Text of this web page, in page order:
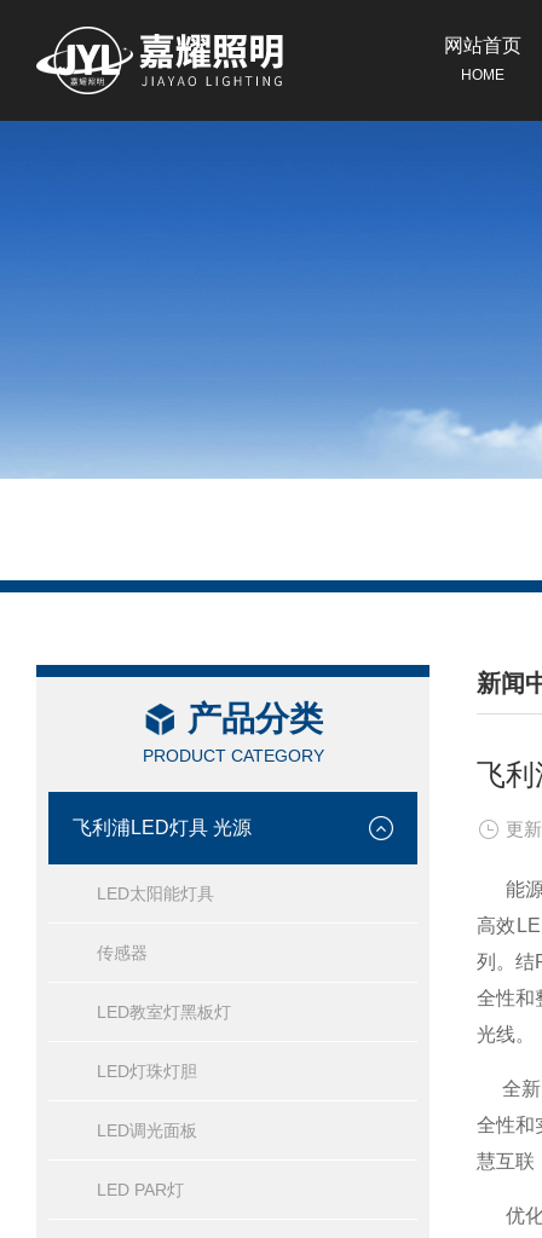
网站首页
HOME
产品分类
PRODUCT CATEGORY
飞利浦LED灯具 光源
LED太阳能灯具
传感器
LED教室灯黑板灯
LED灯珠灯胆
LED调光面板
LED PAR灯
新闻
/
飞利
更
能源
高效
列。结
全性和
光线。
全新
全性和
慧互联
优化